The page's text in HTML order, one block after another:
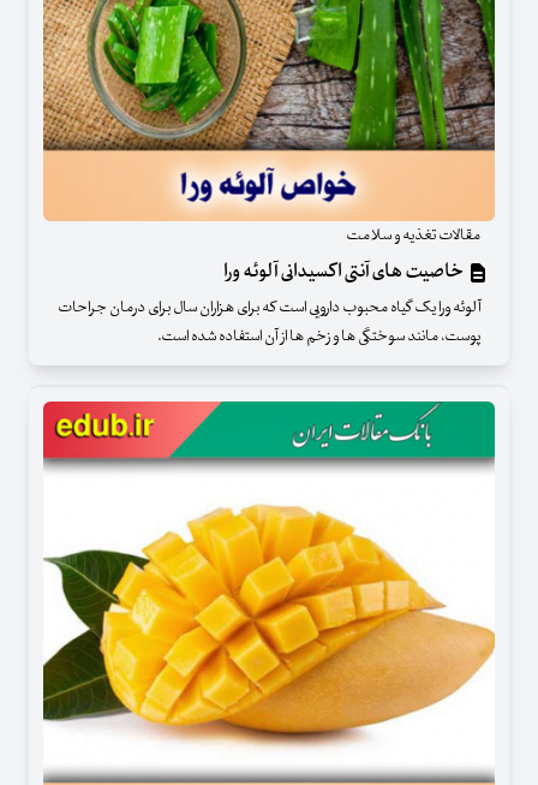
مقالات تغذیه و سلامت
خاصیت های آنتی اکسیدانی آلوئه ورا
آلوئه ورا یک گیاه محبوب دارویی است که برای هزاران سال برای درمان جراحات
پوست، مانند سوختگی ها و زخم ها از آن استفاده شده است.